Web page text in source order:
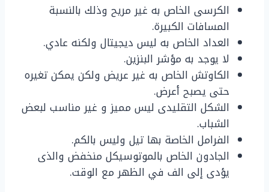
الكرسى الخاص به غير مريح وذلك بالنسبة
المسافات الكبيرة.
العداد الخاص به ليس ديجيتال ولكنه عادي.
لا يوجد به مؤشر البنزين.
الكاوتش الخاص به غير عريض ولكن يمكن تغيره
حتى يصبح أعرض.
الشكل التقليدى ليس مميز و غير مناسب لبعض
الشباب.
الفرامل الخاصة بها تيل وليس بالكم.
الجادون الخاص بالموتوسيكل منخفض والذى
يؤدى إلى الف في الظهر مع الوقت.